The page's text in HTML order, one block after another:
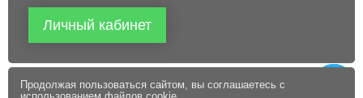
Личный кабинет
Продолжая пользоваться сайтом, вы соглашаетесь с